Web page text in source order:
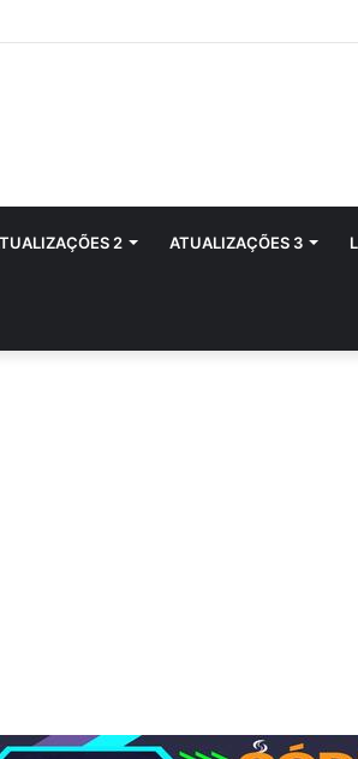
2 ATUALIZAÇÕES 3